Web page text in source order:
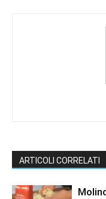
ARTICOLI CORRELATI